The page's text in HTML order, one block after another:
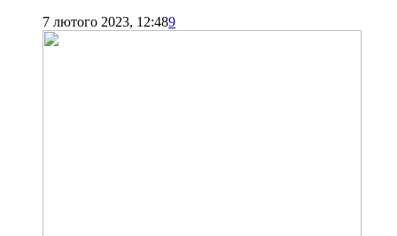
7 лютого 2023, 12:489